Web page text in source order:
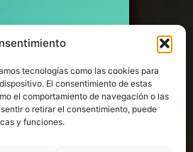
tecnologías como las cookies para
El consentimiento de estas
el comportamiento de navegación o las
o retirar el consentimiento, puede
y funciones.